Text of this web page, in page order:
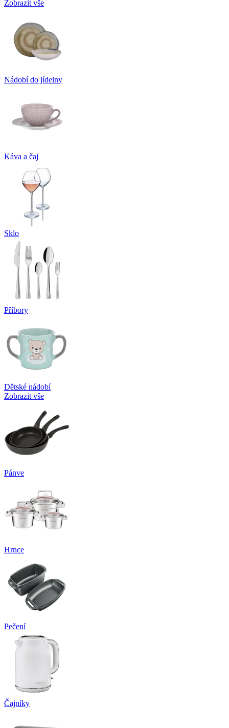
Zobrazit vše
Nádobí do jídelny
Káva a čaj
Sklo
Příbory
Dětské nádobí
Zobrazit vše
Pánve
Hrnce
Pečení
Čajníky